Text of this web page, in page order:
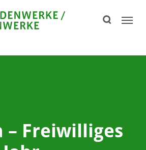
– Freiwilliges